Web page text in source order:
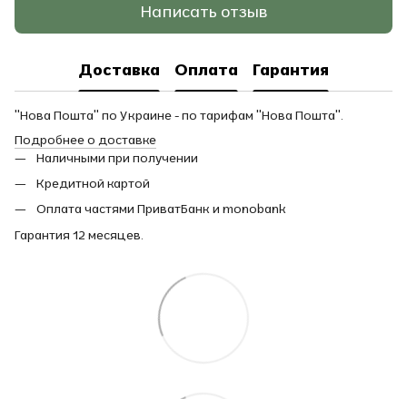
Написать отзыв
Доставка Оплата Гарантия
"Нова Пошта" по Украине - по тарифам "Нова Пошта".
Подробнее о доставке
Наличными при получении
Кредитной картой
Оплата частями ПриватБанк и monobank
Гарантия 12 месяцев.